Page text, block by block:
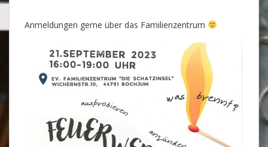
Anmeldungen gerne über das Familienzentrum